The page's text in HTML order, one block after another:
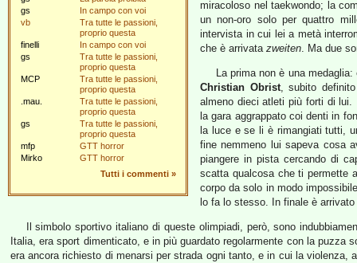
gs
In campo con voi
vb
Tra tutte le passioni,
proprio questa
finelli
In campo con voi
gs
Tra tutte le passioni,
proprio questa
MCP
Tra tutte le passioni,
proprio questa
.mau.
Tra tutte le passioni,
proprio questa
gs
Tra tutte le passioni,
proprio questa
mfp
GTT horror
Mirko
GTT horror
Tutti i commenti »
miracoloso nel taekwondo; la
un non-oro solo per quattro
intervista in cui lei a metà
che è arrivata zweiten. Ma due
La prima non è una
Christian Obrist, subito
almeno dieci atleti più forti di
la gara aggrappato coi denti in
la luce e se li è rimangiati tutti,
fine nemmeno lui sapeva cosa
piangere in pista cercando di
scatta qualcosa che ti permette
corpo da solo in modo
lo fa lo stesso. In finale è
Il simbolo sportivo italiano di queste olimpiadi, però, sono
Italia, era sport dimenticato, e in più guardato regolarmente con la
era ancora richiesto di menarsi per strada ogni tanto, e in cui la violenza,